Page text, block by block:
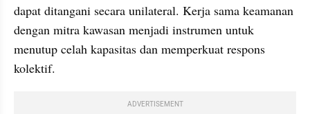
dapat ditangani secara unilateral. Kerja sama keamanan
dengan mitra kawasan menjadi instrumen untuk
menutup celah kapasitas dan memperkuat respons
kolektif.
ADVERTISEMENT